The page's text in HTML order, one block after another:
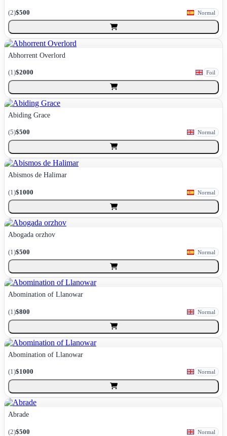
(2)$500 Normal
Abhorrent Overlord
(1)$2000 Foil
Abiding Grace
(5)$500 Normal
Abismos de Halimar
(1)$1000 Normal
Abogada orzhov
(1)$500 Normal
Abomination of Llanowar
(1)$800 Normal
Abomination of Llanowar
(1)$1000 Normal
Abrade
(2)$500 Normal